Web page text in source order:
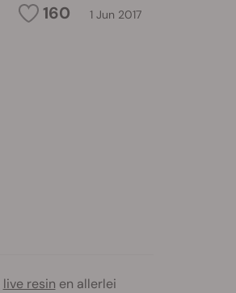
160 1 Jun 2017
live resin en allerlei